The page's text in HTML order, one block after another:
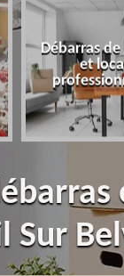
Débarras
et
Sur